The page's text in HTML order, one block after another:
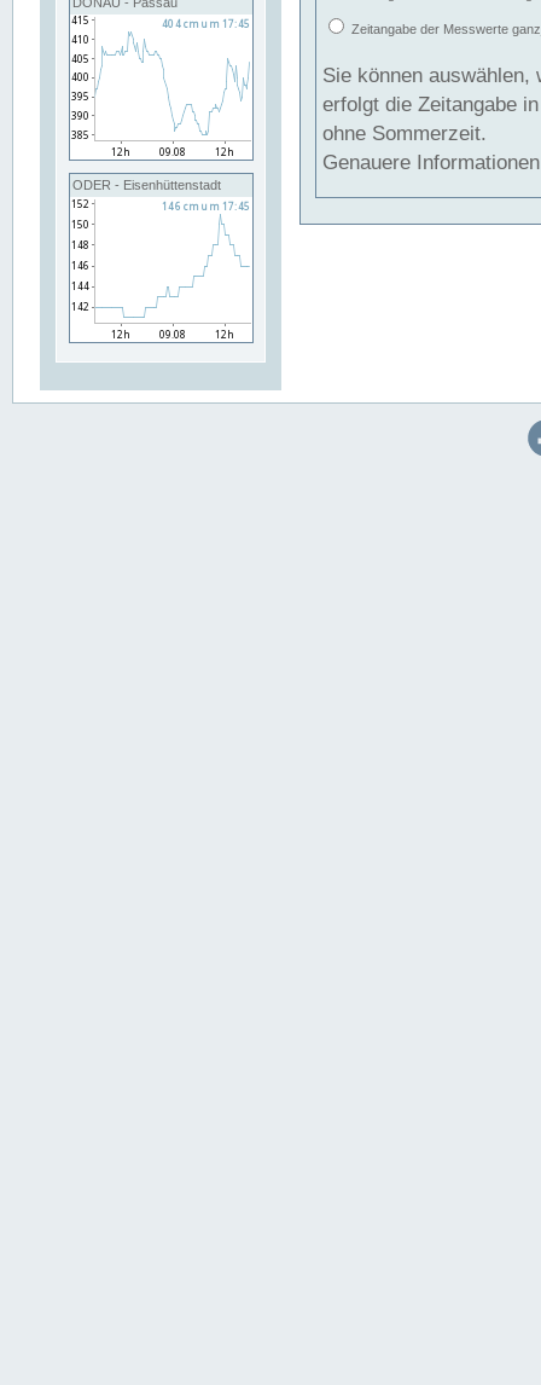
ODER - Eisenhüttenstadt
Zeitangabe der Messwerte
Sie können auswählen,
erfolgt die Zeitangabe
ohne Sommerzeit.
Genauere